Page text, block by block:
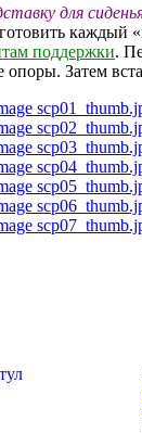
для
каждый
поддержки.
опоры. Затем